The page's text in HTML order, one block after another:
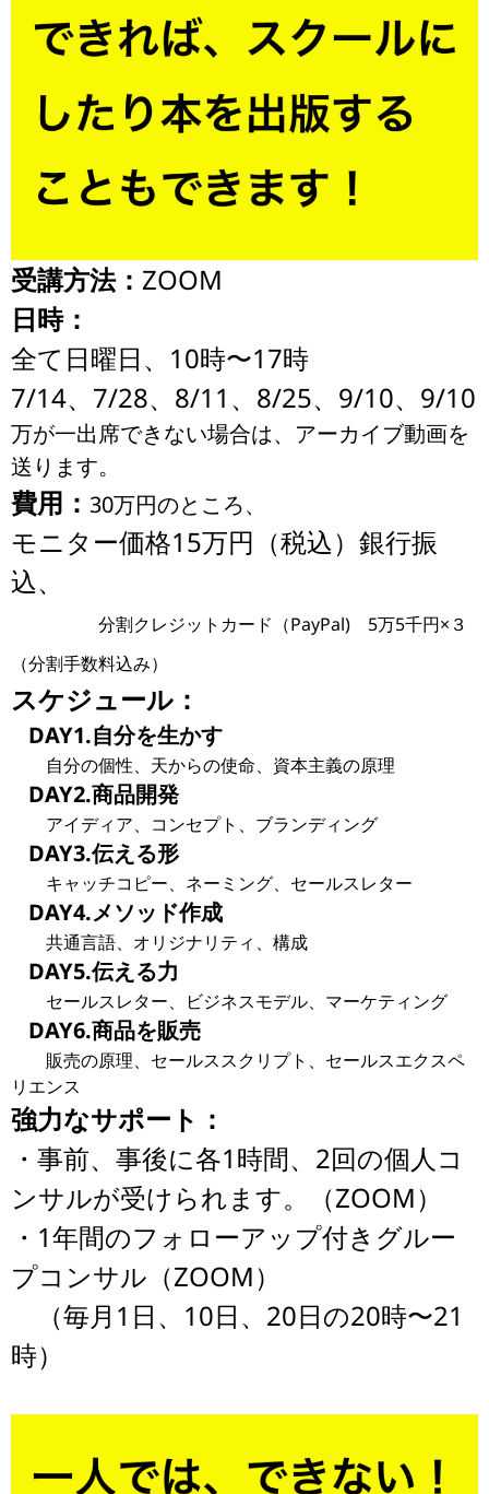
受講方法： ZOOM
日時：
全て日曜日、10時〜17時
7/14、7/28、8/11、8/25、9/10、9/10
万が一出席できない場合は、アーカイブ動画を
送ります。
費用： 30万円のところ、
モニター価格15万円 （税込） 銀行振
込、
分割クレジットカード（PayPal) 5万5千円×３
（分割手数料込み）
スケジュール：
DAY1.自分を生かす
自分の個性、天からの使命、資本主義の原理
DAY2.商品開発
アイディア、コンセプト、ブランディング
DAY3.伝える形
キャッチコピー、ネーミング、セールスレター
DAY4.メソッド作成
共通言語、オリジナリティ、構成
DAY5.伝える力
セールスレター、ビジネスモデル、マーケティング
DAY6.商品を販売
販売の原理、セールススクリプト、セールスエクスペ
リエンス
強力なサポート：
・事前、事後に各1時間、2回の個人コ
ンサルが受けられます。（ZOOM）
・1年間のフォローアップ付きグルー
プコンサル（ZOOM）
（毎月1日、10日、20日の20時〜21
時）